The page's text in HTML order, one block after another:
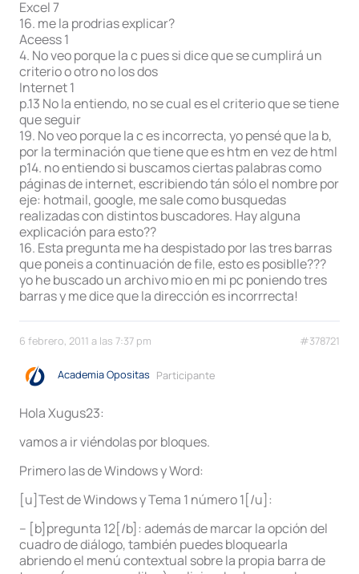
Excel 7
16. me la prodrias explicar?
Aceess 1
4. No veo porque la c pues si dice que se cumplirá un
criterio o otro no los dos
Internet 1
p.13 No la entiendo, no se cual es el criterio que se tiene
que seguir
19. No veo porque la c es incorrecta, yo pensé que la b,
por la terminación que tiene que es htm en vez de html
p14. no entiendo si buscamos ciertas palabras como
páginas de internet, escribiendo tán sólo el nombre por
eje: hotmail, google, me sale como busquedas
realizadas con distintos buscadores. Hay alguna
explicación para esto??
16. Esta pregunta me ha despistado por las tres barras
que poneis a continuación de file, esto es posiblle???
yo he buscado un archivo mio en mi pc poniendo tres
barras y me dice que la dirección es incorrrecta!
6 febrero, 2011 a las 7:37 pm #378721
Academia Opositas Participante
Hola Xugus23:
vamos a ir viéndolas por bloques.
Primero las de Windows y Word:
[u]Test de Windows y Tema 1 número 1[/u]:
– [b]pregunta 12[/b]: además de marcar la opción del
cuadro de diálogo, también puedes bloquearla
abriendo el menú contextual sobre la propia barra de